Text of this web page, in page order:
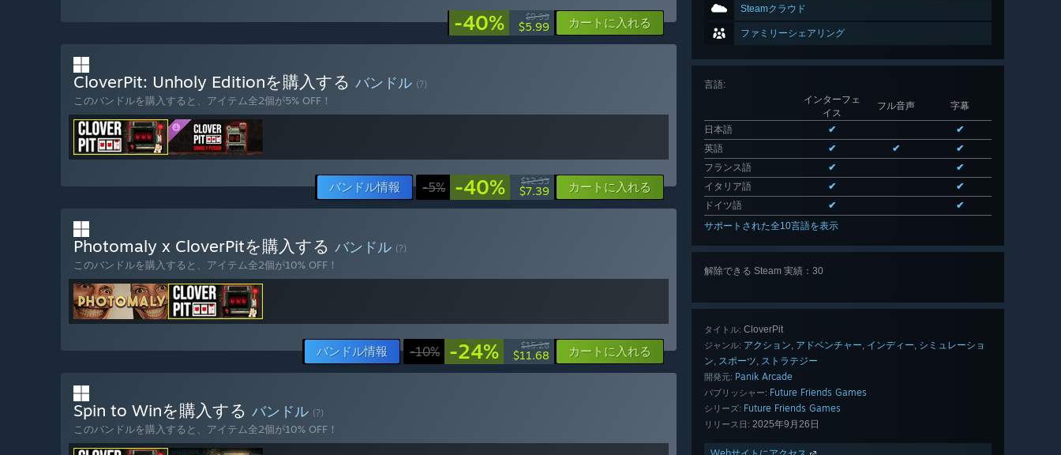
Steamクラウド
ファミリーシェアリング
言語:
インターフェ
イス
フル音声 字幕
日本語 ✔
✔
英語
✔ ✔
✔
フランス語
✔
✔
イタリア語
✔
✔
ドイツ語
✔
✔
サポートされた全10言語を表示
解除できる Steam 実績：30
タイトル: CloverPit
ジャンル: アクション アドベンチャー インディー シミュレーショ
ン スポーツ ストラテジー
開発元: Panik Arcade
パブリッシャー: Future Friends Games
シリーズ: Future Friends Games
リリース日: 2025年9月26日
-40% $9.99
$5.99 カートに入れる
CloverPit: Unholy Editionを購入する バンドル (?)
このバンドルを購入すると、アイテム全2個が5% OFF！
バンドル情報 -5% -40% $12.33
$7.39 カートに入れる
Photomaly x CloverPitを購入する バンドル (?)
このバンドルを購入すると、アイテム全2個が10% OFF！
バンドル情報 -10% -24% $15.28
$11.68 カートに入れる
Spin to Winを購入する バンドル (?)
このバンドルを購入すると、アイテム全2個が10% OFF！